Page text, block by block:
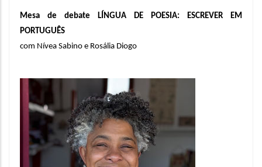
Mesa de debate LÍNGUA DE POESIA: ESCREVER EM
PORTUGUÊS
com Nívea Sabino e Rosália Diogo